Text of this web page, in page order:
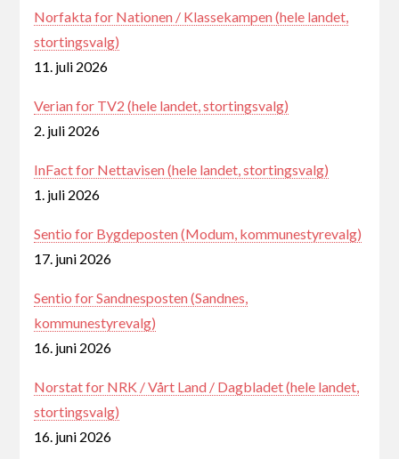
Norfakta for Nationen / Klassekampen (hele landet,
stortingsvalg)
11. juli 2026
Verian for TV2 (hele landet, stortingsvalg)
2. juli 2026
InFact for Nettavisen (hele landet, stortingsvalg)
1. juli 2026
Sentio for Bygdeposten (Modum, kommunestyrevalg)
17. juni 2026
Sentio for Sandnesposten (Sandnes,
kommunestyrevalg)
16. juni 2026
Norstat for NRK / Vårt Land / Dagbladet (hele landet,
stortingsvalg)
16. juni 2026